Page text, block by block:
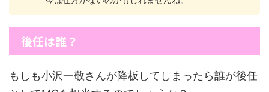
後任は誰？
もしも小沢一敬さんが降板してしまったら誰が後任